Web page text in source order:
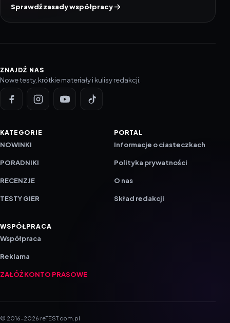
Sprawdź zasady współpracy
ZNAJDŹ NAS
Nowe testy, krótkie materiały i kulisy redakcji.
KATEGORIE
NOWINKI
PORADNIKI
RECENZJE
TESTY GIER
PORTAL
Informacje o ciasteczkach
Polityka prywatności
O nas
Skład redakcji
WSPÓŁPRACA
Współpraca
Reklama
ZAŁÓŻ KONTO PRASOWE
© 2016–2026 reTEST.com.pl